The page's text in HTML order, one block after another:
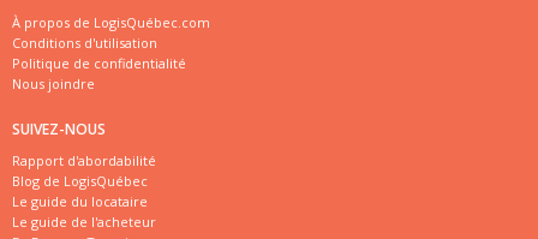
À propos de LogisQuébec.com
Conditions d'utilisation
Politique de confidentialité
Nous joindre
SUIVEZ-NOUS
Rapport d'abordabilité
Blog de LogisQuébec
Le guide du locataire
Le guide de l'acheteur